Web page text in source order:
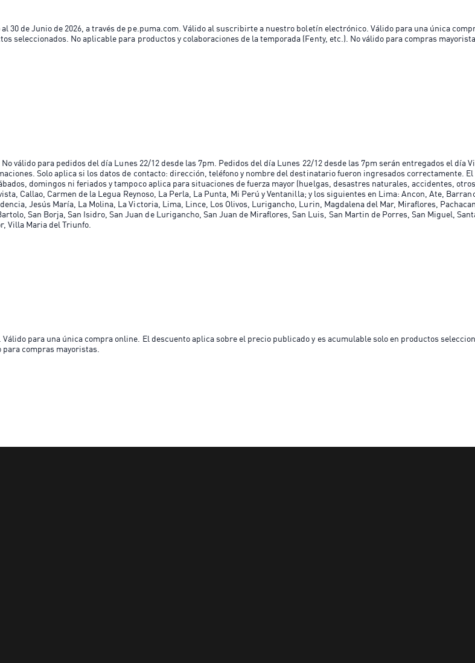
30 de Junio de 2026, a través de pe.puma.com. Válido al suscribirte a nuestro boletín electrónico. Válido para una única
seleccionados. No aplicable para productos y colaboraciones de la temporada (Fenty, etc.). No válido para compras
válido para pedidos del día Lunes 22/12 desde las 7pm. Pedidos del día Lunes 22/12 desde las 7pm serán entregados el día
Solo aplica si los datos de contacto: dirección, teléfono y nombre del destinatario fueron ingresados correctamente. El
domingos ni feriados y tampoco aplica para situaciones de fuerza mayor (huelgas, desastres naturales, accidentes,
Callao, Carmen de la Legua Reynoso, La Perla, La Punta, Mi Perú y Ventanilla; y los siguientes en Lima: Ancon, Ate,
Jesús María, La Molina, La Victoria, Lima, Lince, Los Olivos, Lurigancho, Lurin, Magdalena del Mar, Miraflores,
San Borja, San Isidro, San Juan de Lurigancho, San Juan de Miraflores, San Luis, San Martin de Porres, San Miguel,
Villa Maria del Triunfo.
para una única compra online. El descuento aplica sobre el precio publicado y es acumulable solo en productos
compras mayoristas.